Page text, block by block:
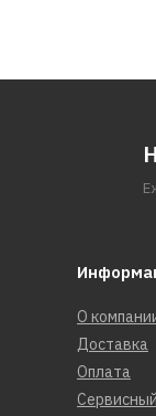
О
Доставка
Оплата